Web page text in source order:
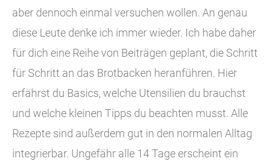
aber dennoch einmal versuchen wollen. An genau
diese Leute denke ich immer wieder. Ich habe daher
für dich eine Reihe von Beiträgen geplant, die Schritt
für Schritt an das Brotbacken heranführen. Hier
erfährst du Basics, welche Utensilien du brauchst
und welche kleinen Tipps du beachten musst. Alle
Rezepte sind außerdem gut in den normalen Alltag
integrierbar. Ungefähr alle 14 Tage erscheint ein